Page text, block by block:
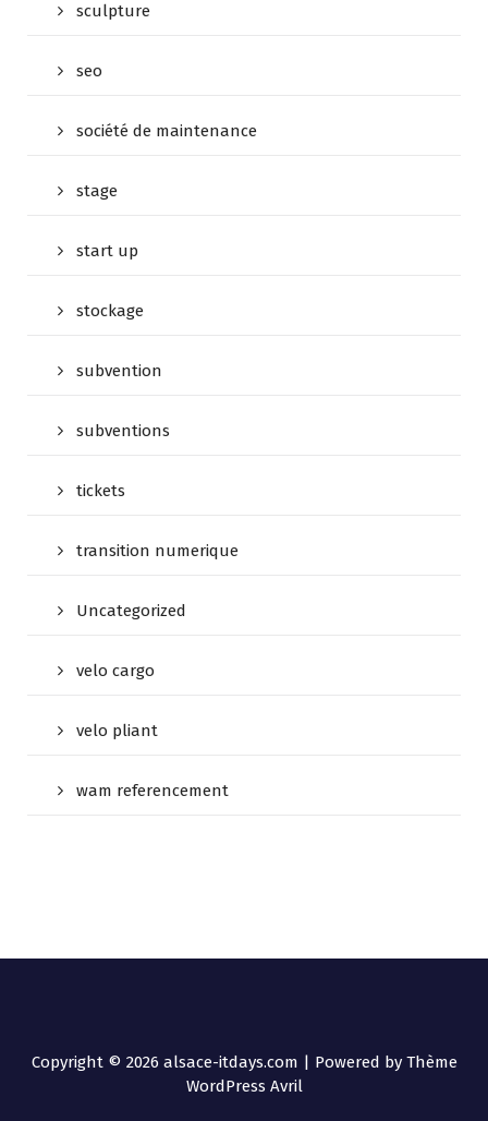
sculpture
seo
société de maintenance
stage
start up
stockage
subvention
subventions
tickets
transition numerique
Uncategorized
velo cargo
velo pliant
wam referencement
Copyright © 2026 alsace-itdays.com | Powered by Thème
WordPress Avril